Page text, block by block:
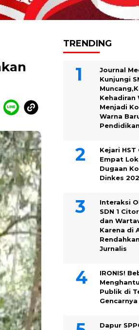
TRENDING
Journal
Kunjungi
Kehadiran
Menjadi
Warna
Pendidikan
Kejari HST
Empat
Dugaan
Dinkes
Interaksi
SDN 1
dan
Karena di
Jurnalis
IRONIS!
Publik di
Dapur